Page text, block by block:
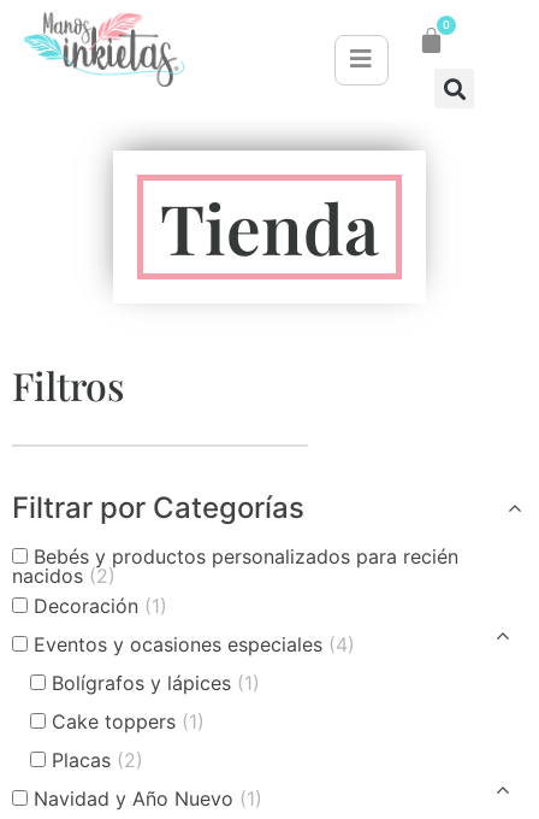
0
Tienda
Filtros
Filtrar por Categorías
Bebés y productos personalizados para recién
nacidos (2)
Decoración (1)
Eventos y ocasiones especiales (4)
Bolígrafos y lápices (1)
Cake toppers (1)
Placas (2)
Navidad y Año Nuevo (1)